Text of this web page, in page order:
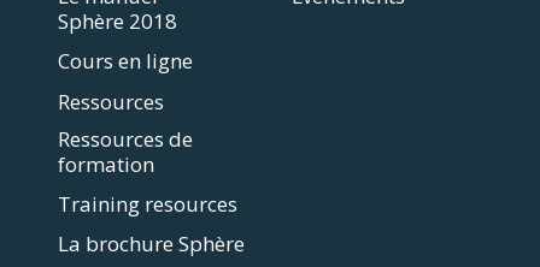
Sphère 2018
Cours en ligne
Ressources
Ressources de
formation
Training resources
La brochure Sphère